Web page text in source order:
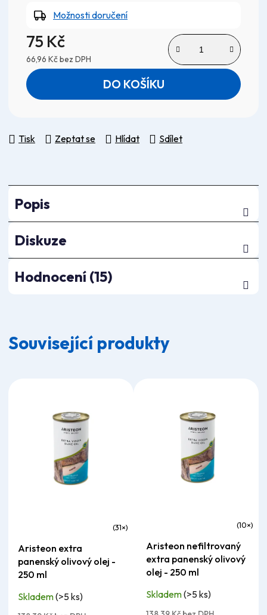
Možnosti doručení
75 Kč
66,96 Kč bez DPH
Měrná cena: DO KOŠÍKU
Tisk Zeptat se Hlídat Sdílet
Popis
Diskuze
Hodnocení (15)
Související produkty
hodnocení
produktu
5,0
Aristeon extra
panenský olivový olej -
250 ml
Skladem(>5 ks)
hodnocení
produktu
5,0
Aristeon nefiltrovaný
extra panenský olivový
olej - 250 ml
Skladem(>5 ks)